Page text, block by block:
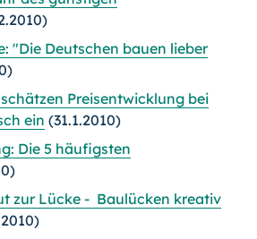
"Die Deutschen bauen lieber
Preisentwicklung bei
ein (31.1.2010)
Die 5 häufigsten
zur Lücke - Baulücken kreativ